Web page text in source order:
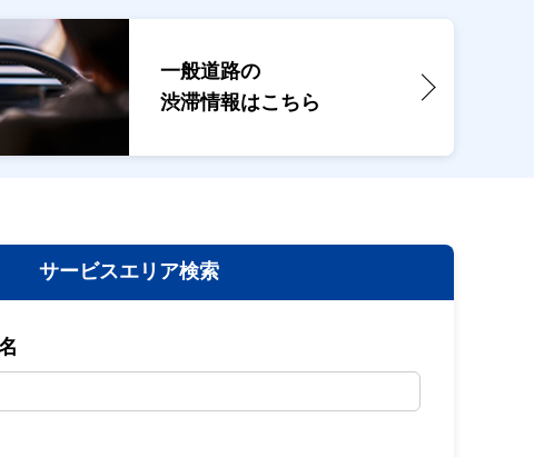
一般道路の
渋滞情報はこちら
サービスエリア検索